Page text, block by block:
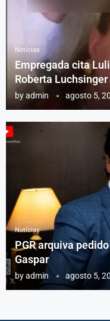
Notícias
Empregada cita
Roberta Luchsinger
byadmin agosto 5,
Notícias
PGR arquiva
Gaspar
byadmin agosto 5,